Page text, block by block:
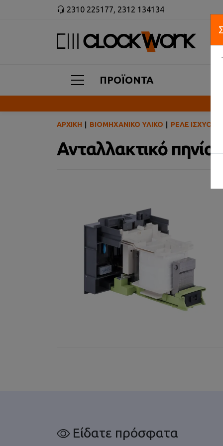
2310 225177, 2312 134134
ΠΡΟΪΟΝΤΑ
ΑΡΧΙΚΉ ΒΙΟΜΗΧΑΝΙΚΌ ΥΛΙΚΌ ΡΕΛΈ ΙΣΧΎΟΣ
Ανταλλακτικό πηνίο
Είδατε πρόσφατα